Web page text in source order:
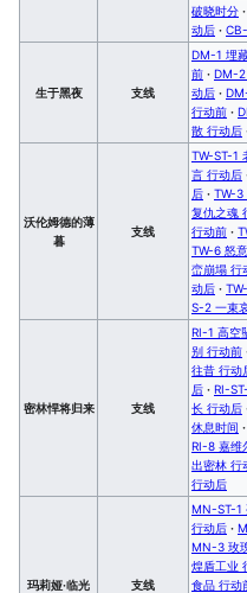
破晓时分 ·
动后 ·
生于黑夜 支线
DM-1 埋
前 · DM-2
动后 ·
行动前 ·
散 行动后
沃伦姆德的薄
暮
支线
TW-ST-1
言 行动后
后 · TW-3
复仇之魂
行动前 ·
TW-6 怒
峦崩塌 行
动后 ·
S-2 一束
密林悍将归来 支线
RI-1 高空
别 行动前
往昔 行动
后 · RI-
长 行动后
休息时间 ·
RI-8 嘉维
出密林 行
行动后
玛莉娅·临光 支线
MN-ST-1
行动后 ·
MN-3 玫
煌盾工业
食品 行动